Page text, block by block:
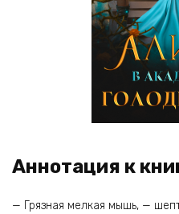
Аннотация к
— Грязная мелкая мышь, —